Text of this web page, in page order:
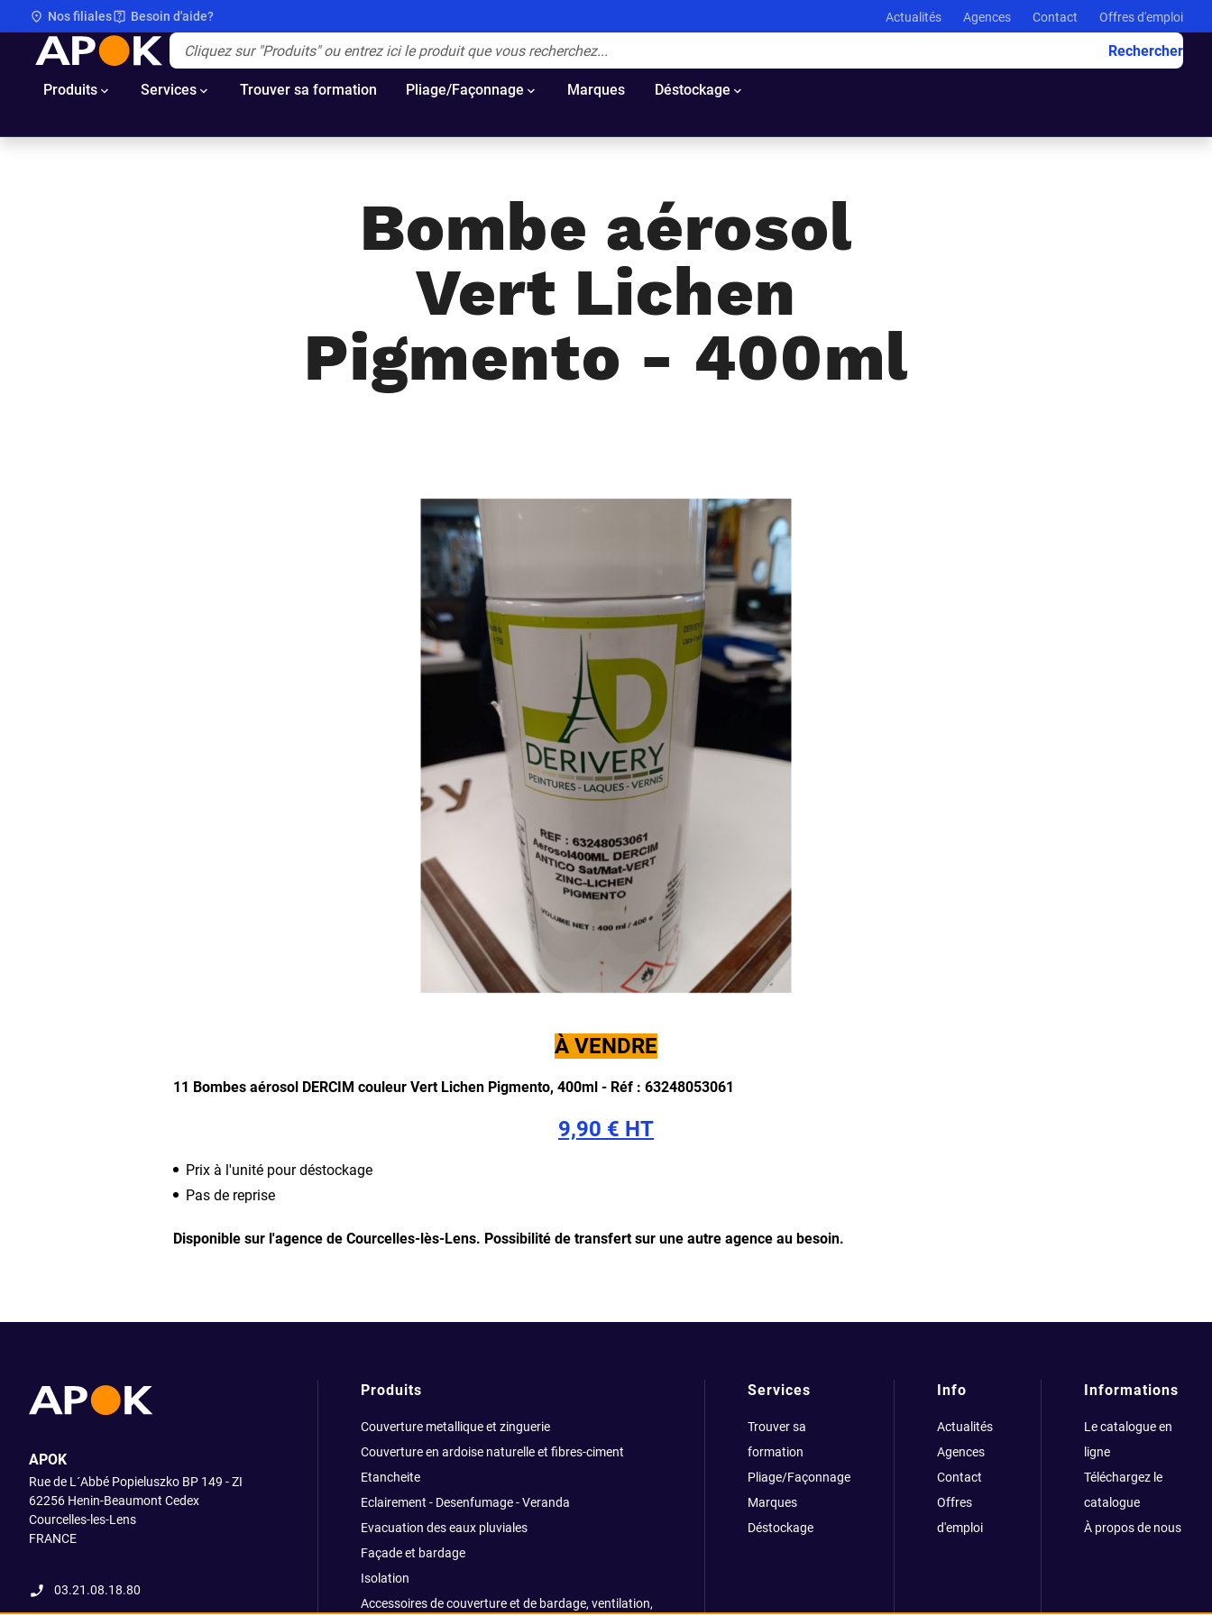
Nos filiales Besoin d'aide? Actualités Agences Contact Offres d'emploi
APOK Rechercher
Produits Services Trouver sa formation Pliage/Façonnage Marques Déstockage
Bombe aérosol
Vert Lichen
Pigmento - 400ml
À VENDRE
11 Bombes aérosol DERCIM couleur Vert Lichen Pigmento, 400ml - Réf : 63248053061
9,90 € HT
Prix à l'unité pour déstockage
Pas de reprise
Disponible sur l'agence de Courcelles-lès-Lens. Possibilité de transfert sur une autre agence au besoin.
APOK
Rue de L´Abbé Popieluszko BP 149 - ZI
62256 Henin-Beaumont Cedex
Courcelles-les-Lens
FRANCE
03.21.08.18.80
Produits
Couverture metallique et zinguerie
Couverture en ardoise naturelle et fibres-ciment
Etancheite
Eclairement - Desenfumage - Veranda
Evacuation des eaux pluviales
Façade et bardage
Isolation
Accessoires de couverture et de bardage, ventilation,
Services
Trouver sa
formation
Pliage/Façonnage
Marques
Déstockage
Info
Actualités
Agences
Contact
Offres
d'emploi
Informations
Le catalogue en
ligne
Téléchargez le
catalogue
À propos de nous